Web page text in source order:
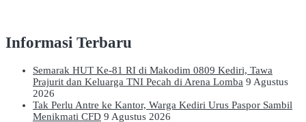
Informasi Terbaru
Semarak HUT Ke-81 RI di Makodim 0809 Kediri, Tawa
Prajurit dan Keluarga TNI Pecah di Arena Lomba 9 Agustus
2026
Tak Perlu Antre ke Kantor, Warga Kediri Urus Paspor Sambil
Menikmati CFD 9 Agustus 2026